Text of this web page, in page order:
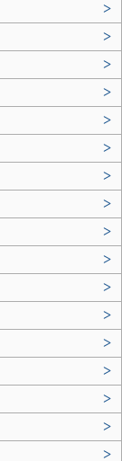
>
>
>
>
>
>
>
>
>
>
>
>
>
>
>
>
>